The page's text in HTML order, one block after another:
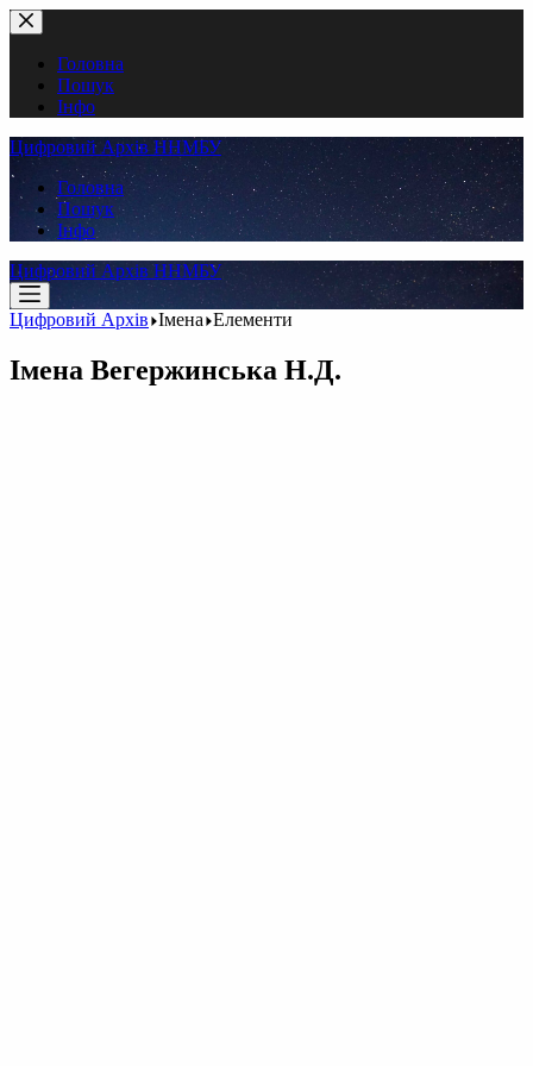
Перейти
до
вмістуГоловна
Пошук
Інфо
Цифровий Архів ННМБУ
Головна
Пошук
Інфо
Цифровий Архів ННМБУ
Цифровий Архів Імена Елементи
Імена Вегержинська Н.Д.